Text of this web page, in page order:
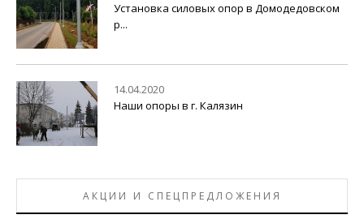
Установка силовых опор в Домодедовском
р...
14.04.2020
Наши опоры в г. Калязин
АКЦИИ И СПЕЦПРЕДЛОЖЕНИЯ